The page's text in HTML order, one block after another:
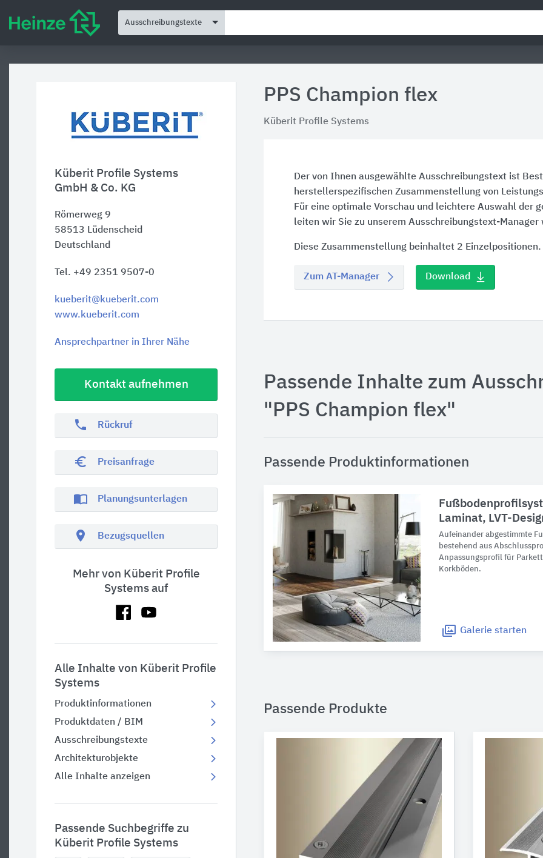
Ausschreibungstexte
Küberit Profile Systems
GmbH & Co. KG
Römerweg 9
58513 Lüdenscheid
Deutschland
Tel. +49 2351 9507-0
kueberit@kueberit.com
www.kueberit.com
Ansprechpartner in Ihrer Nähe
Kontakt aufnehmen
phone Rückruf
euro_symbol Preisanfrage
import_contacts Planungsunterlagen
location_on Bezugsquellen
Mehr von Küberit Profile
Systems auf
Alle Inhalte von Küberit Profile
Systems
Produktinformationen
Produktdaten / BIM
Ausschreibungstexte
Architekturobjekte
Alle Inhalte anzeigen
Passende Suchbegriffe zu
Küberit Profile Systems
PPS Champion flex
Küberit Profile Systems
Der von Ihnen ausgewählte Ausschreibungstext ist
herstellerspezifischen Zusammenstellung von
Für eine optimale Vorschau und leichtere Auswahl der
leiten wir Sie zu unserem Ausschreibungstext-Manager
Diese Zusammenstellung beinhaltet 2 Einzelpositionen.
Zum AT-Manager Download
Passende Inhalte zum
"PPS Champion flex"
Passende Produktinformationen
Laminat, LVT-
Aufeinander abgestimmte
bestehend aus
Anpassungsprofil für
Korkböden.
Galerie starten
Passende Produkte